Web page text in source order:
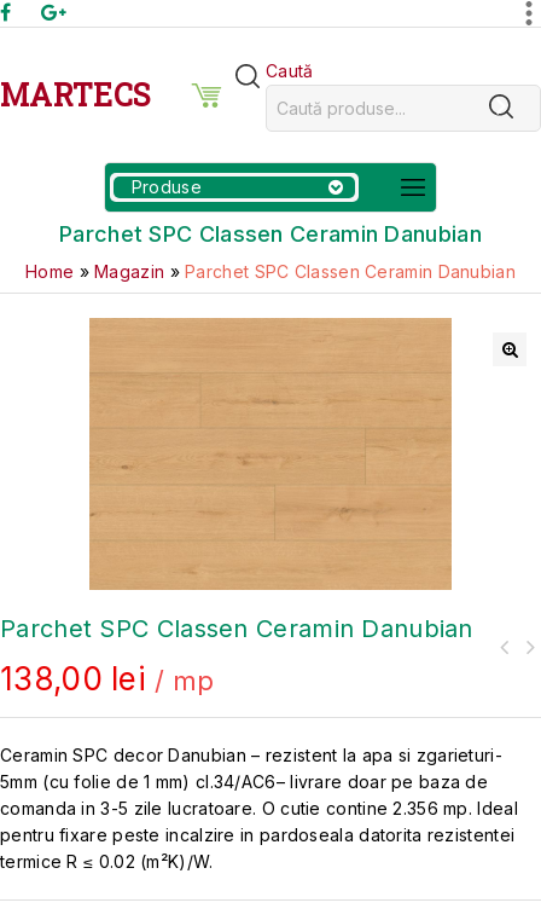
MARTECS
Caută
Produse
Parchet SPC Classen Ceramin Danubian
Home »Magazin »Parchet SPC Classen Ceramin Danubian
Parchet SPC Classen Ceramin Danubian
138,00 lei / mp
Ceramin SPC decor Danubian – rezistent la apa si zgarieturi-
5mm (cu folie de 1 mm) cl.34/AC6– livrare doar pe baza de
comanda in 3-5 zile lucratoare. O cutie contine 2.356 mp. Ideal
pentru fixare peste incalzire in pardoseala datorita rezistentei
termice R ≤ 0.02 (m²K)/W.